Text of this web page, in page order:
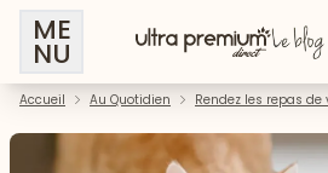
ME
NU
Accueil Au Quotidien Rendez les repas